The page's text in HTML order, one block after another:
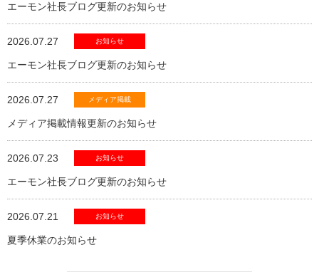
エーモン社長ブログ更新のお知らせ
2026.07.27 お知らせ
エーモン社長ブログ更新のお知らせ
2026.07.27 メディア掲載
メディア掲載情報更新のお知らせ
2026.07.23 お知らせ
エーモン社長ブログ更新のお知らせ
2026.07.21 お知らせ
夏季休業のお知らせ